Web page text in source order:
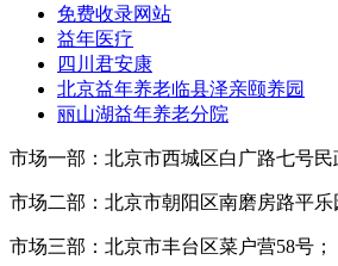
免费收录网站
益年医疗
四川君安康
北京益年养老临县泽亲颐养园
丽山湖益年养老分院
市场一部：北京市西城区白广路七号民
市场二部：北京市朝阳区南磨房路平乐
市场三部：北京市丰台区菜户营58号；